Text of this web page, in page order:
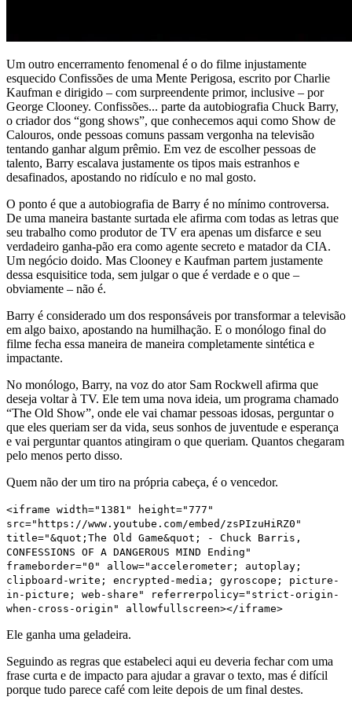
Um outro encerramento fenomenal é o do filme injustamente
esquecido Confissões de uma Mente Perigosa, escrito por Charlie
Kaufman e dirigido – com surpreendente primor, inclusive – por
George Clooney. Confissões... parte da autobiografia Chuck Barry,
o criador dos “gong shows”, que conhecemos aqui como Show de
Calouros, onde pessoas comuns passam vergonha na televisão
tentando ganhar algum prêmio. Em vez de escolher pessoas de
talento, Barry escalava justamente os tipos mais estranhos e
desafinados, apostando no ridículo e no mal gosto.
O ponto é que a autobiografia de Barry é no mínimo controversa.
De uma maneira bastante surtada ele afirma com todas as letras que
seu trabalho como produtor de TV era apenas um disfarce e seu
verdadeiro ganha-pão era como agente secreto e matador da CIA.
Um negócio doido. Mas Clooney e Kaufman partem justamente
dessa esquisitice toda, sem julgar o que é verdade e o que –
obviamente – não é.
Barry é considerado um dos responsáveis por transformar a televisão
em algo baixo, apostando na humilhação. E o monólogo final do
filme fecha essa maneira de maneira completamente sintética e
impactante.
No monólogo, Barry, na voz do ator Sam Rockwell afirma que
deseja voltar à TV. Ele tem uma nova ideia, um programa chamado
“The Old Show”, onde ele vai chamar pessoas idosas, perguntar o
que eles queriam ser da vida, seus sonhos de juventude e esperança
e vai perguntar quantos atingiram o que queriam. Quantos chegaram
pelo menos perto disso.
Quem não der um tiro na própria cabeça, é o vencedor.
<iframe width="1381" height="777"
src="https://www.youtube.com/embed/zsPIzuHiRZ0"
title="&quot;The Old Game&quot; - Chuck Barris,
CONFESSIONS OF A DANGEROUS MIND Ending"
frameborder="0" allow="accelerometer; autoplay;
clipboard-write; encrypted-media; gyroscope; picture-
in-picture; web-share" referrerpolicy="strict-origin-
when-cross-origin" allowfullscreen></iframe>
Ele ganha uma geladeira.
Seguindo as regras que estabeleci aqui eu deveria fechar com uma
frase curta e de impacto para ajudar a gravar o texto, mas é difícil
porque tudo parece café com leite depois de um final destes.